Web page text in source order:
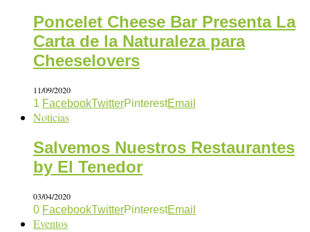
Poncelet Cheese Bar Presenta La
Carta de la Naturaleza para
Cheeselovers
11/09/2020
1 FacebookTwitterPinterestEmail
Noticias
Salvemos Nuestros Restaurantes
by El Tenedor
03/04/2020
0 FacebookTwitterPinterestEmail
Eventos